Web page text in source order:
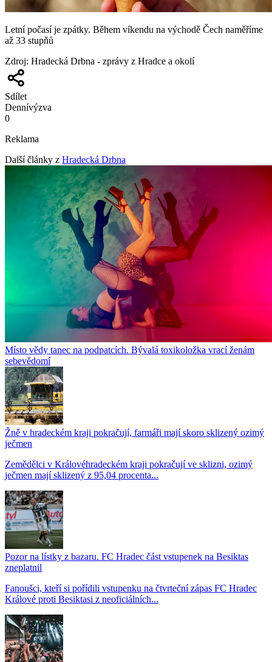
Letní počasí je zpátky. Během víkendu na východě Čech naměříme
až 33 stupňů
Zdroj: Hradecká Drbna - zprávy z Hradce a okolí
Sdílet
Dennívýzva
0
Reklama
Další články z Hradecká Drbna
Místo vědy tanec na podpatcích. Bývalá toxikoložka vrací ženám
sebevědomí
Žně v hradeckém kraji pokračují, farmáři mají skoro sklizený ozimý
ječmen
Zemědělci v Královéhradeckém kraji pokračují ve sklizni, ozimý
ječmen mají sklizený z 95,04 procenta...
Pozor na lístky z bazaru. FC Hradec část vstupenek na Besiktas
zneplatnil
Fanoušci, kteří si pořídili vstupenku na čtvrteční zápas FC Hradec
Králové proti Besiktasi z neoficiálních...